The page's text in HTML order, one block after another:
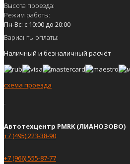
Высота проезда:
Режим работы:
Пн-Вс: с 10:00 до 20:00
Варианты оплаты:
Наличный и безналичный расчёт
схема проезда
Автотехцентр PMRK (ЛИАНОЗОВО)
+7 (495) 223-38-90
+7 (966) 555-87-77